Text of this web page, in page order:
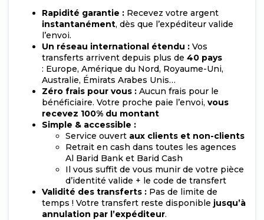
Rapidité garantie : Recevez votre argent
instantanément, dès que l’expéditeur valide
l’envoi.
Un réseau international étendu : Vos
transferts arrivent depuis plus de 40 pays
: Europe, Amérique du Nord, Royaume-Uni,
Australie, Émirats Arabes Unis…
Zéro frais pour vous : Aucun frais pour le
bénéficiaire. Votre proche paie l’envoi, vous
recevez 100% du montant
Simple & accessible :
Service ouvert aux clients et non-clients
Retrait en cash dans toutes les agences
Al Barid Bank et Barid Cash
Il vous suffit de vous munir de votre pièce
d’identité valide + le code de transfert
Validité des transferts : Pas de limite de
temps ! Votre transfert reste disponible jusqu’à
annulation par l’expéditeur.